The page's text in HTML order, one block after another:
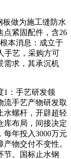
做为施工缝防水
点紧固配件，含26
本消息：成立于
手艺，采购方可
需求，其承沉机
：手艺研发领
流手艺产物研发取
水螺杆，开辟超轻
库布局，间接决定
年投入3000万元
物交付不变性。
节。国标止水钢